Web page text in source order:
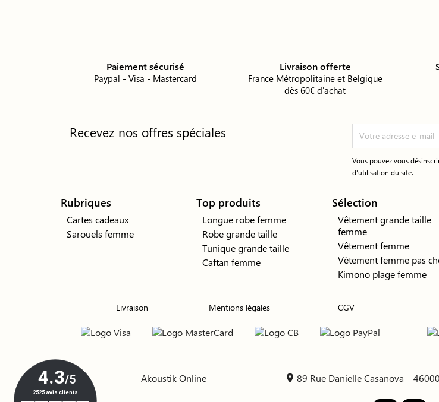
Paiement sécurisé
Paypal - Visa - Mastercard
Livraison offerte
France Métropolitaine et Belgique
dès 60€ d'achat
Recevez nos offres spéciales
Vous pouvez vous
d'utilisation du site.
Rubriques
Cartes cadeaux
Sarouels femme
Top produits
Longue robe femme
Robe grande taille
Tunique grande taille
Caftan femme
Sélection
Vêtement grande taille
femme
Vêtement femme
Vêtement femme pas
Kimono plage femme
Livraison Mentions légales CGV
Akoustik Online location_on 89 Rue Danielle Casanova